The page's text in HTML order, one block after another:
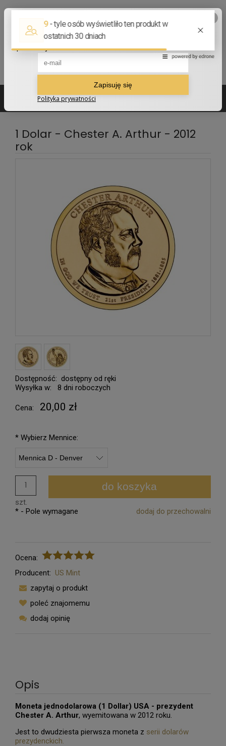
1 Dolar - Chester A. Arthur - 2012
rok
Dostępność: dostępny od ręki
Wysyłka w:
8 dni roboczych
Cena: 20,00 zł
* Wybierz Mennice:
szt.
do koszyka
dodaj do przechowalni
* - Pole wymagane
Ocena:
Producent: US Mint
zapytaj o produkt
poleć znajomemu
dodaj opinię
Opis
Moneta jednodolarowa (1 Dollar) USA - prezydent
Chester A. Arthur, wyemitowana w 2012 roku.
Jest to dwudziesta pierwsza moneta z serii dolarów
prezydenckich.